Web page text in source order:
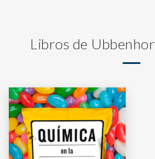
Libros de